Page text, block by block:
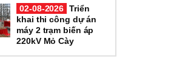
02-08-2026 Triển
khai thi công dự án
máy 2 trạm biến áp
220kV Mỏ Cày